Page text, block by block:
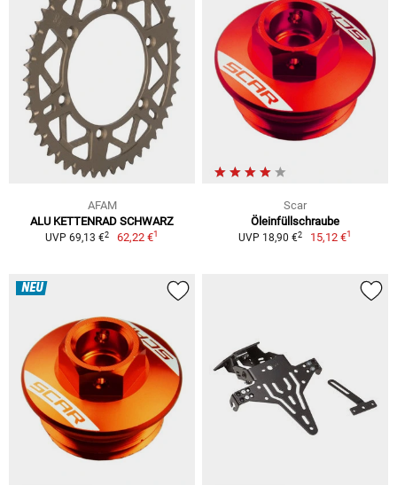
AFAM
ALU KETTENRAD SCHWARZ
UVP 69,13 €2 62,22 €1
Scar
Öleinfüllschraube
UVP 18,90 €2 15,12 €1
NEU